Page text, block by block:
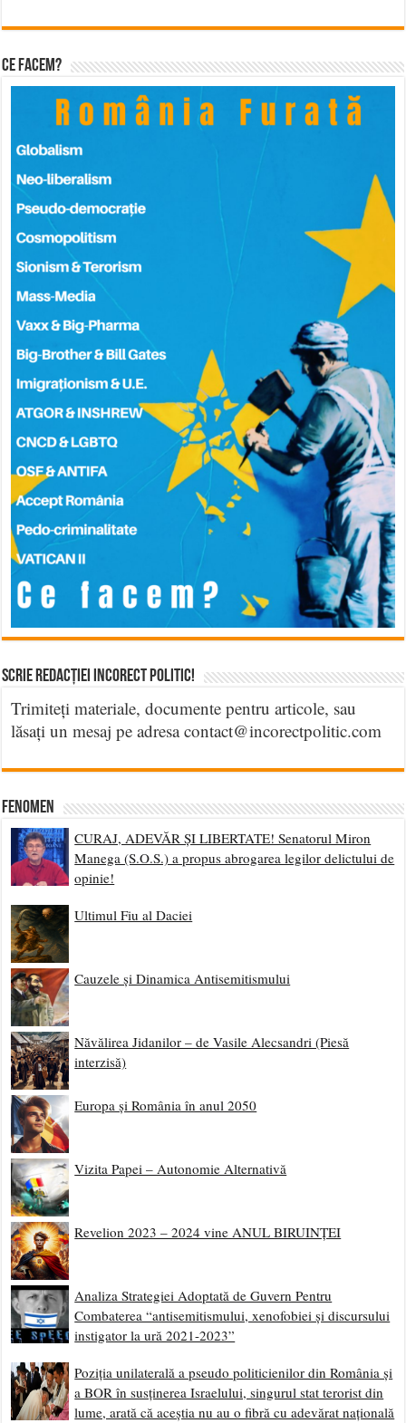
Ce facem?
Scrie Redacției Incorect Politic!
Trimiteți materiale, documente pentru articole, sau
lăsați un mesaj pe adresa contact@incorectpolitic.com
Fenomen
CURAJ, ADEVĂR ȘI LIBERTATE! Senatorul Miron
Manega (S.O.S.) a propus abrogarea legilor delictului de
opinie!
Ultimul Fiu al Daciei
Cauzele și Dinamica Antisemitismului
Năvălirea Jidanilor – de Vasile Alecsandri (Piesă
interzisă)
Europa și România în anul 2050
Vizita Papei – Autonomie Alternativă
Revelion 2023 – 2024 vine ANUL BIRUINȚEI
Analiza Strategiei Adoptată de Guvern Pentru
Combaterea “antisemitismului, xenofobiei și discursului
instigator la ură 2021-2023”
Poziția unilaterală a pseudo politicienilor din România și
a BOR în susținerea Israelului, singurul stat terorist din
lume, arată că aceștia nu au o fibră cu adevărat națională